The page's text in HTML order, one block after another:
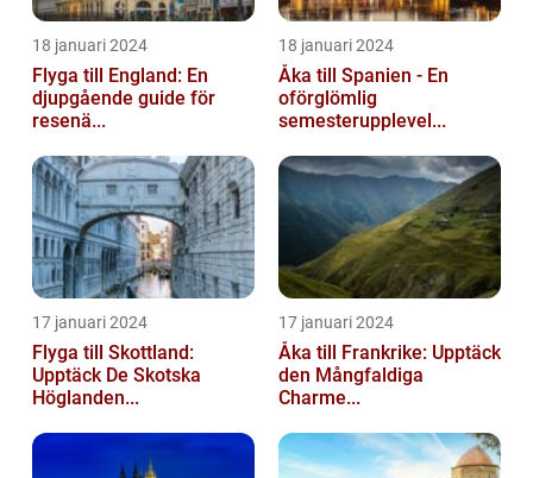
18 januari 2024
Flyga till England: En
djupgående guide för
resenä...
18 januari 2024
Åka till Spanien - En
oförglömlig
semesterupplevel...
17 januari 2024
Flyga till Skottland:
Upptäck De Skotska
Höglanden...
17 januari 2024
Åka till Frankrike: Upptäck
den Mångfaldiga
Charme...